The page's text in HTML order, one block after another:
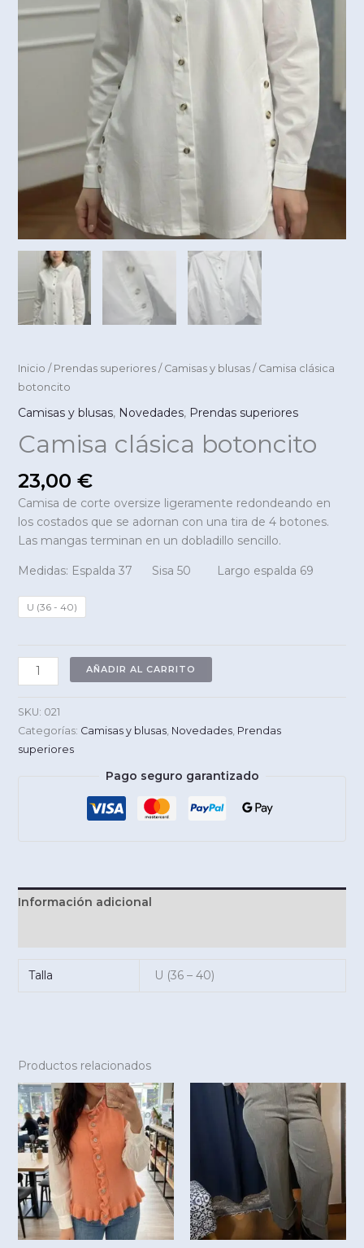
Inicio / Prendas superiores/ Camisas y blusas/ Camisa clásica
botoncito
Camisas y blusas, Novedades, Prendas superiores
Camisa clásica botoncito
23,00 €
Camisa de corte oversize ligeramente redondeando en
los costados que se adornan con una tira de 4 botones.
Las mangas terminan en un dobladillo sencillo.
Medidas: Espalda 37 Sisa 50 Largo espalda 69
U (36 - 40)
Camisa
clásica
AÑADIR AL CARRITO
SKU: 021
Categorías: Camisas y blusas, Novedades, Prendas
superiores
Pago seguro garantizado
Información adicional
Talla U (36 – 40)
Productos relacionados